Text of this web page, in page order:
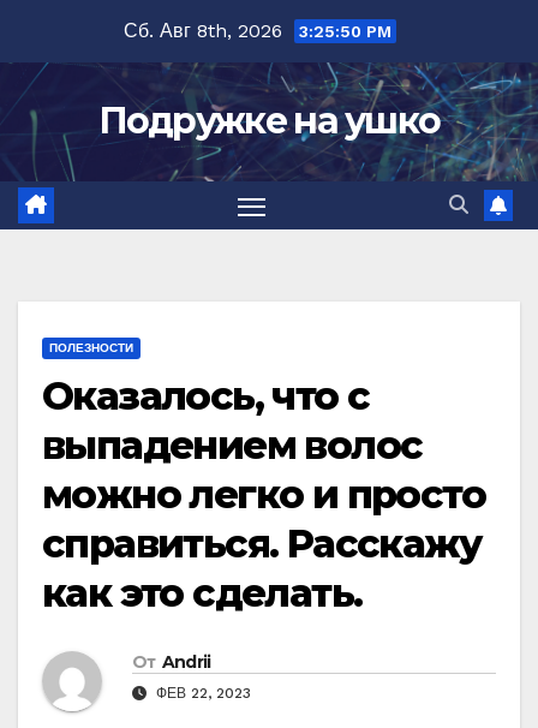
содержимому
Сб. Авг 8th, 2026 3:25:51 PM
Подружке на ушко
ПОЛЕЗНОСТИ
Оказалось, что с
выпадением волос
можно легко и просто
справиться. Расскажу
как это сделать.
От Andrii
ФЕВ 22, 2023